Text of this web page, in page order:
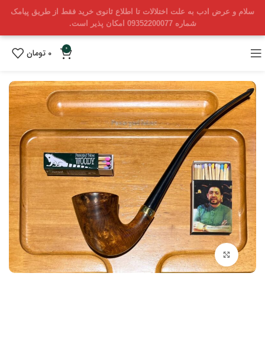
سلام و عرض ادب به علت اختلالات تا اطلاع ثانوی خرید فقط از طریق پیامک
شماره 09352200077 امکان پذیر است.
0
0 تومان
بزرگنمایی تصویر